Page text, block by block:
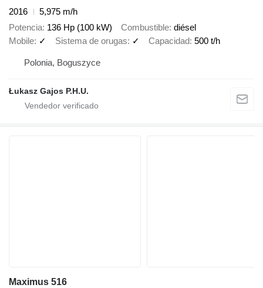
2016
5,975 m/h
Potencia 136 Hp (100 kW) Combustible diésel
Mobile ✓ Sistema de orugas ✓ Capacidad 500 t/h
Polonia, Boguszyce
Łukasz Gajos P.H.U.
Maximus 516